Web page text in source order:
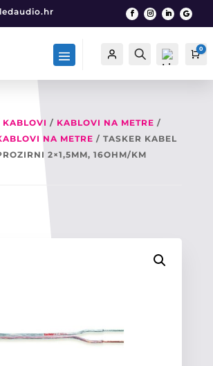
Račun Traži
List
0
KABLOVI / KABLOVI NA METRE /
NA METRE / TASKER KABEL
2×1,5MM, 16OHM/KM